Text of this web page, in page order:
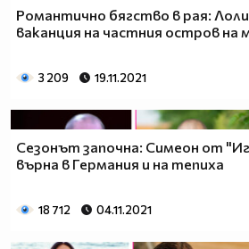
Романтично бягство в рая:
ваканция на частния остров на
3 209 19.11.2021
Сезонът започна: Симеон от
върна в Германия и на тепиха
18 712 04.11.2021